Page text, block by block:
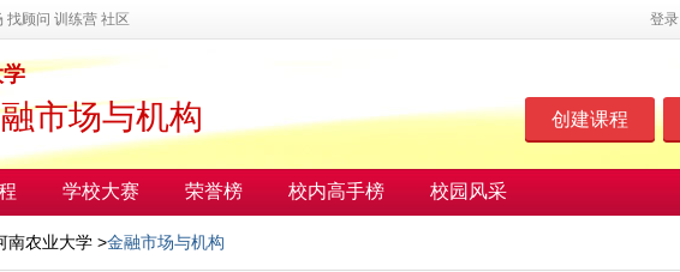
找顾问 训练营 社区 登录
市场与机构 创建课程
学校大赛 荣誉榜 校内高手榜 校园风采
南农业大学 >金融市场与机构